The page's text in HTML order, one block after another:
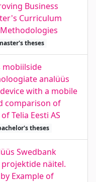
Business
Curriculum
theses
mobiilside
analüüs
with a mobile
comparison of
Telia Eesti AS
theses
Swedbank
näitel.
Example of